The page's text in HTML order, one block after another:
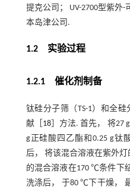
提克公司； UV-2700型紫外-
本岛津公司.
1.2 实验过程
1.2.1 催化剂制备
钛硅分子筛（TS-1）和全
献［ 18］方法. 首先， 将27
g正硅酸四乙酯和0.25 g钛
后， 将该混合溶液在紫外
的混合溶液在170 ℃条件下
洗涤后， 于80 ℃下干燥，